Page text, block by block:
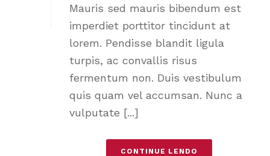
Mauris sed mauris bibendum est
imperdiet porttitor tincidunt at
lorem. Pendisse blandit ligula
turpis, ac convallis risus
fermentum non. Duis vestibulum
quis quam vel accumsan. Nunc a
vulputate [...]
CONTINUE LENDO